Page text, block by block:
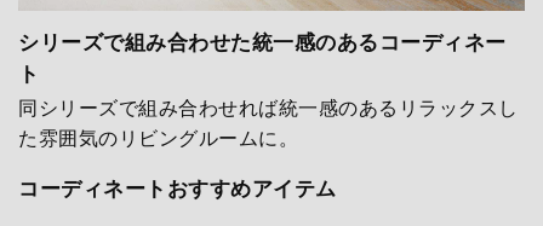
シリーズで組み合わせた統一感のあるコーディネー
ト
同シリーズで組み合わせれば統一感のあるリラックスし
た雰囲気のリビングルームに。
コーディネートおすすめアイテム